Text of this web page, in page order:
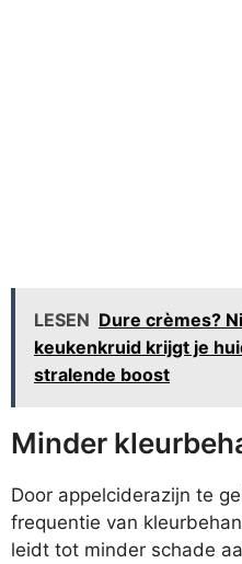
LESEN Dure crèmes?
keukenkruid krijgt je
stralende boost
Minder
Door appelciderazijn te
frequentie van
leidt tot minder schade